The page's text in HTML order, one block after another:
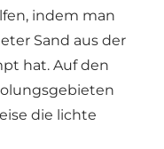
indem man
Sand aus der
hat. Auf den
die lichte